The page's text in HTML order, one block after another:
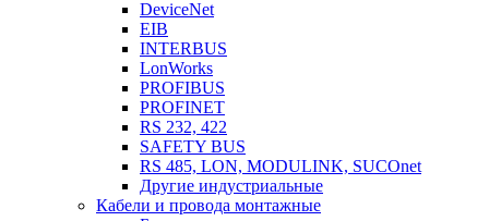
DeviceNet
EIB
INTERBUS
LonWorks
PROFIBUS
PROFINET
RS 232, 422
SAFETY BUS
RS 485, LON, MODULINK, SUCOnet
Другие индустриальные
Кабели и провода монтажные